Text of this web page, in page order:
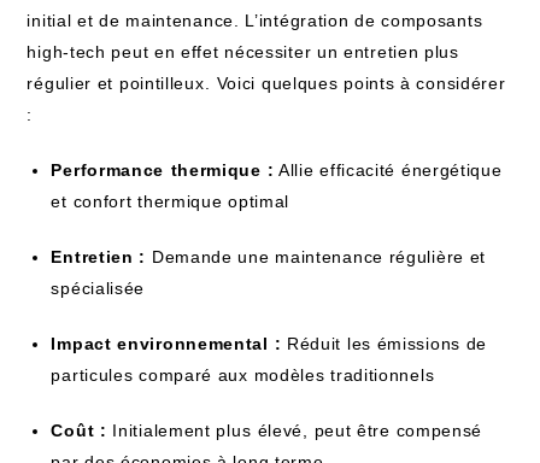
initial‍ et de maintenance. L’intégration de composants
high-tech ‌peut‍ en effet nécessiter un entretien plus
régulier et pointilleux.⁤ Voici quelques points à considérer
:
Performance⁢ thermique : Allie efficacité énergétique⁤
et confort thermique optimal
Entretien : Demande une maintenance​ régulière et
spécialisée
Impact‍ environnemental : Réduit les émissions de
particules comparé aux modèles traditionnels
Coût : Initialement plus⁢ élevé, peut être compensé